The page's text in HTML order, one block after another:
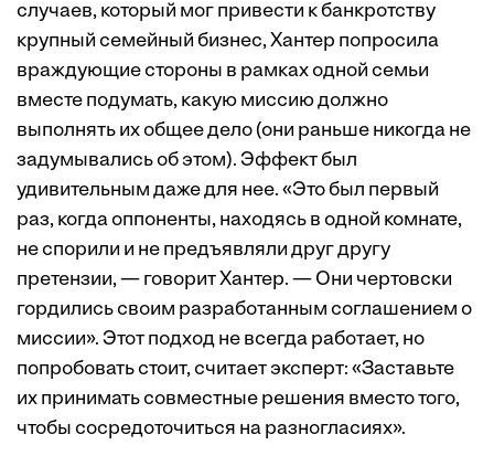
случаев, который мог привести к банкротству
крупный семейный бизнес, Хантер попросила
враждующие стороны в рамках одной семьи
вместе подумать, какую миссию должно
выполнять их общее дело (они раньше никогда не
задумывались об этом). Эффект был
удивительным даже для нее. «Это был первый
раз, когда оппоненты, находясь в одной комнате,
не спорили и не предъявляли друг другу
претензии, — говорит Хантер. — Они чертовски
гордились своим разработанным соглашением о
миссии». Этот подход не всегда работает, но
попробовать стоит, считает эксперт: «Заставьте
их принимать совместные решения вместо того,
чтобы сосредоточиться на разногласиях».